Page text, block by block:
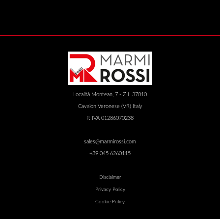
Località Montean, 7 - Z.I. 37010
Cavaion Veronese (VR) Italy
P. IVA 01286070238
sales@marmirossi.com
+39 045 6260115
Disclaimer
Privacy Policy
Cookie Policy